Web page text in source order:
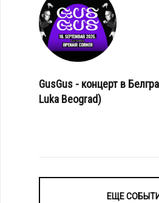
GusGus - концерт в
Luka Beograd)
ЕЩЕ